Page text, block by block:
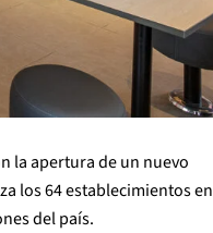
la apertura de un nuevo
los 64 establecimientos en
del país.